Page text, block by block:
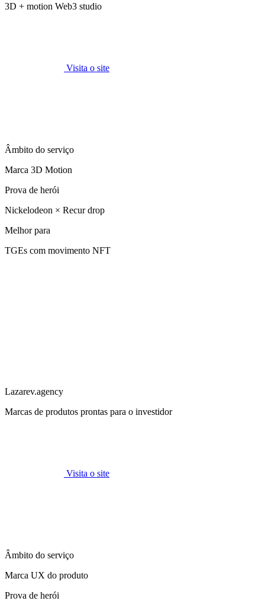
3D + motion Web3 studio
Visita o site
Âmbito do serviço
Marca 3D Motion
Prova de herói
Nickelodeon × Recur drop
Melhor para
TGEs com movimento NFT
Lazarev.agency
Marcas de produtos prontas para o investidor
Visita o site
Âmbito do serviço
Marca UX do produto
Prova de herói